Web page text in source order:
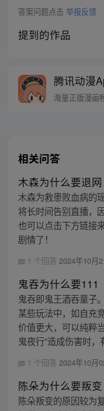
答案问题点击 举报反馈
提到的作品
腾讯动漫
海量正版漫画
相关问答
木森为什么要退网
木森为救患败血病的
将长时间告别直播，
也可以点击下方链接
剧情了！
1 个回答 2024年10月
鬼吞为什么要111
鬼吞即鬼王酒吞童子
某些玩法中，如自充
价值更大，可以纯粹
鬼夜行”造成伤害时，
1 个回答 2024年10月
陈朵为什么要叛变
陈朵叛变的原因较为